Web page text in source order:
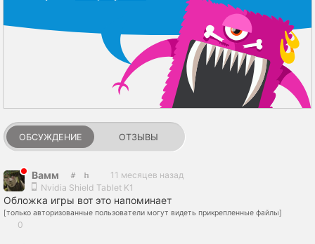
ОБСУЖДЕНИЕ ОТЗЫВЫ
Вамм
11 месяцев назад
Nvidia Shield Tablet K1
Обложка игры вот это напоминает
[только авторизованные пользователи могут видеть прикрепленные файлы]
0